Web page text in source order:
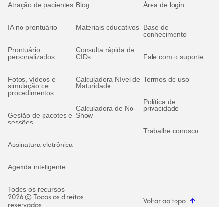
Atração de pacientes
IA no prontuário
Prontuário
personalizados
Fotos, vídeos e
simulação de
procedimentos
Gestão de pacotes e
sessões
Assinatura eletrônica
Agenda inteligente
Todos os recursos
Blog
Materiais educativos
Consulta rápida de
CIDs
Calculadora Nível de
Maturidade
Calculadora de No-
Show
Área de login
Base de
conhecimento
Fale com o suporte
Termos de uso
Política de
privacidade
Trabalhe conosco
2026 © Todos os direitos
reservados Voltar ao topo